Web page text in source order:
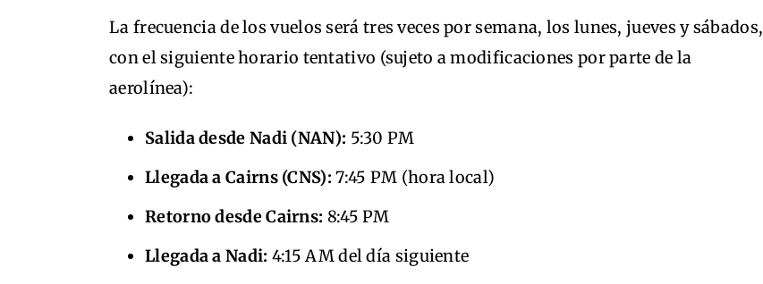
La frecuencia de los vuelos será tres veces por semana, los lunes, jueves y sábados,
con el siguiente horario tentativo (sujeto a modificaciones por parte de la
aerolínea):
Salida desde Nadi (NAN): 5:30 PM
Llegada a Cairns (CNS): 7:45 PM (hora local)
Retorno desde Cairns: 8:45 PM
Llegada a Nadi: 4:15 AM del día siguiente